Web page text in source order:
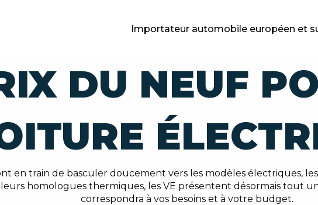
Importateur automobile européen et
DU NEUF
en train de basculer doucement vers les modèles électriques,
homologues thermiques, les VE présentent désormais tout
correspondra à vos besoins et à votre budget.